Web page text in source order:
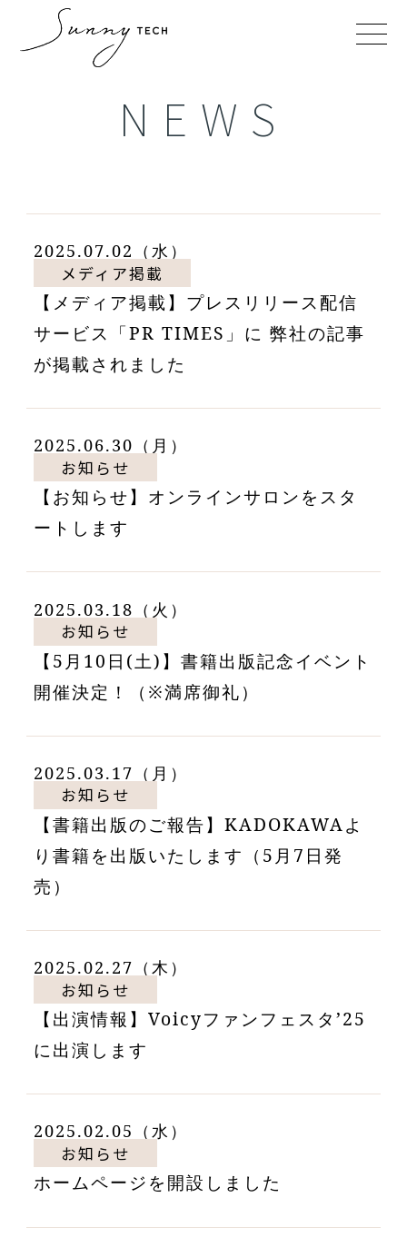
NEWS
2025.07.02（水）
メディア掲載
【メディア掲載】プレスリリース配信
サービス「PR TIMES」に 弊社の記事
が掲載されました
2025.06.30（月）
お知らせ
【お知らせ】オンラインサロンをスタ
ートします
2025.03.18（火）
お知らせ
【5月10日(土)】書籍出版記念イベント
開催決定！（※満席御礼）
2025.03.17（月）
お知らせ
【書籍出版のご報告】KADOKAWAよ
り書籍を出版いたします（5月7日発
売）
2025.02.27（木）
お知らせ
【出演情報】Voicyファンフェスタ’25
に出演します
2025.02.05（水）
お知らせ
ホームページを開設しました